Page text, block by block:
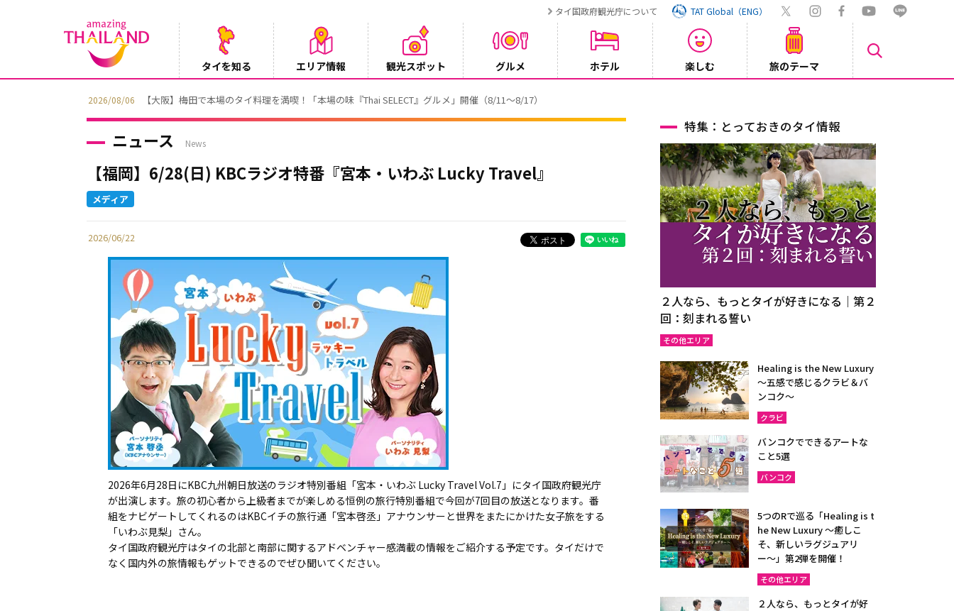
タイ国政府観光庁について TAT Global（ENG）
タイを知る エリア情報 観光スポット グルメ ホテル 楽しむ 旅のテーマ
2026/08/05 【テレビ】NHK『世界ふれあい街歩き』でタイ・プーケットが紹介されます
ニュース News
【福岡】6/28(日) KBCラジオ特番『宮本・いわぶ Lucky Travel』
2026/06/22
2026年6月28日にKBC九州朝日放送のラジオ特別番組「宮本・いわぶ Lucky Travel Vol.7」にタイ国政府観光庁
が出演します。旅の初心者から上級者までが楽しめる恒例の旅行特別番組で今回が7回目の放送となります。番
組をナビゲートしてくれるのはKBCイチの旅行通「宮本啓丞」アナウンサーと世界をまたにかけた女子旅をする
「いわぶ見梨」さん。
タイ国政府観光庁はタイの北部と南部に関するアドベンチャー感満載の情報をご紹介する予定です。タイだけで
なく国内外の旅情報もゲットできるのでぜひ聞いてください。
特集：とっておきのタイ情報
２人なら、もっとタイが好きになる｜第２
回：刻まれる誓い
その他エリア
Healing is the New Luxury
～五感で感じるクラビ＆バ
ンコク～
クラビ
バンコクでできるアートな
こと5選
バンコク
5つのRで巡る「Healing is t
he New Luxury ～癒しこ
そ、新しいラグジュアリ
ー〜」第2弾を開催！
その他エリア
２人なら、もっとタイが好